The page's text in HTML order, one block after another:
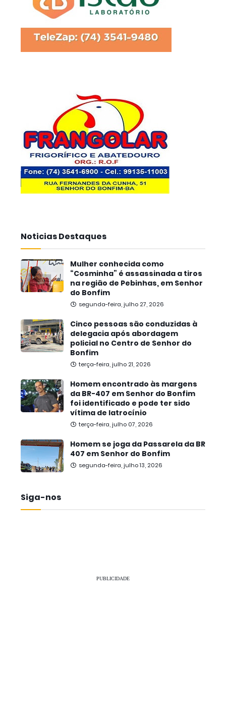
Noticias Destaques
Mulher conhecida como
“Cosminha” é assassinada a tiros
na região de Pebinhas, em Senhor
do Bonfim
segunda-feira, julho 27, 2026
Cinco pessoas são conduzidas à
delegacia após abordagem
policial no Centro de Senhor do
Bonfim
terça-feira, julho 21, 2026
Homem encontrado às margens
da BR-407 em Senhor do Bonfim
foi identificado e pode ter sido
vítima de latrocínio
terça-feira, julho 07, 2026
Homem se joga da Passarela da BR
407 em Senhor do Bonfim
segunda-feira, julho 13, 2026
Siga-nos
PUBLICIDADE